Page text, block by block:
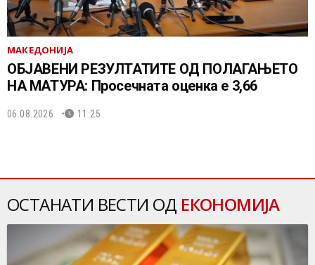
МАКЕДОНИЈА
ОБЈАВЕНИ РЕЗУЛТАТИТЕ ОД ПОЛАГАЊЕТО
НА МАТУРА: Просечната оценка е 3,66
06.08.2026. 11:25
ОСТАНАТИ ВЕСТИ ОД ЕКОНОМИЈА